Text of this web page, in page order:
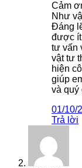
Cảm
Như
Đáng
được ít
tư vấn
vật tư
hiện
giúp
và quý
01/10/
Trả lời